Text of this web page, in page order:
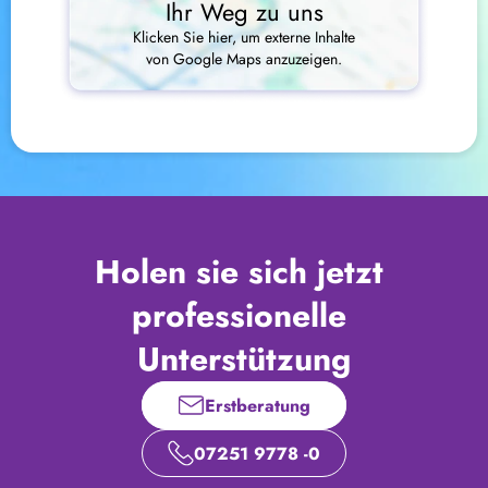
Ihr Weg zu uns
Klicken Sie hier, um externe Inhalte
von Google Maps anzuzeigen.
Holen sie sich jetzt
professionelle
Unterstützung
Erstberatung
07251 9778 -0